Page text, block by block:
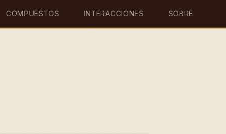
COMPUESTOS INTERACCIONES SOBRE